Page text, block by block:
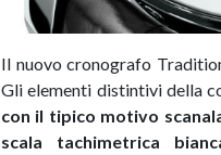
Il nuovo cronografo
Gli elementi distintivi della
con il tipico motivo
scala tachimetrica